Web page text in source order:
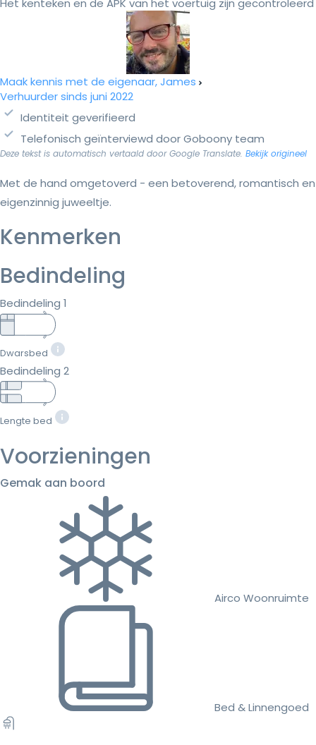
Het kenteken en de APK van het voertuig zijn gecontroleerd
Maak kennis met de eigenaar, James
Verhuurder sinds juni 2022
Identiteit geverifieerd
Telefonisch geïnterviewd door Goboony team
Deze tekst is automatisch vertaald door Google Translate. Bekijk origineel
Met de hand omgetoverd - een betoverend, romantisch en
eigenzinnig juweeltje.
Kenmerken
Bedindeling
Bedindeling 1
Dwarsbed
Bedindeling 2
Lengte bed
Voorzieningen
Gemak aan boord
Airco Woonruimte
Bed & Linnengoed